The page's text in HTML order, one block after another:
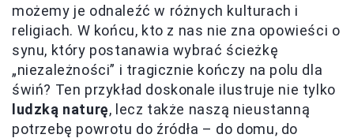
możemy je odnaleźć w różnych kulturach i
religiach. W końcu, kto z nas nie zna opowieści o
synu, który postanawia wybrać ścieżkę
„niezależności” i tragicznie kończy na polu dla
świń? Ten przykład doskonale ilustruje nie tylko
ludzką naturę, lecz także naszą nieustanną
potrzebę powrotu do źródła – do domu, do